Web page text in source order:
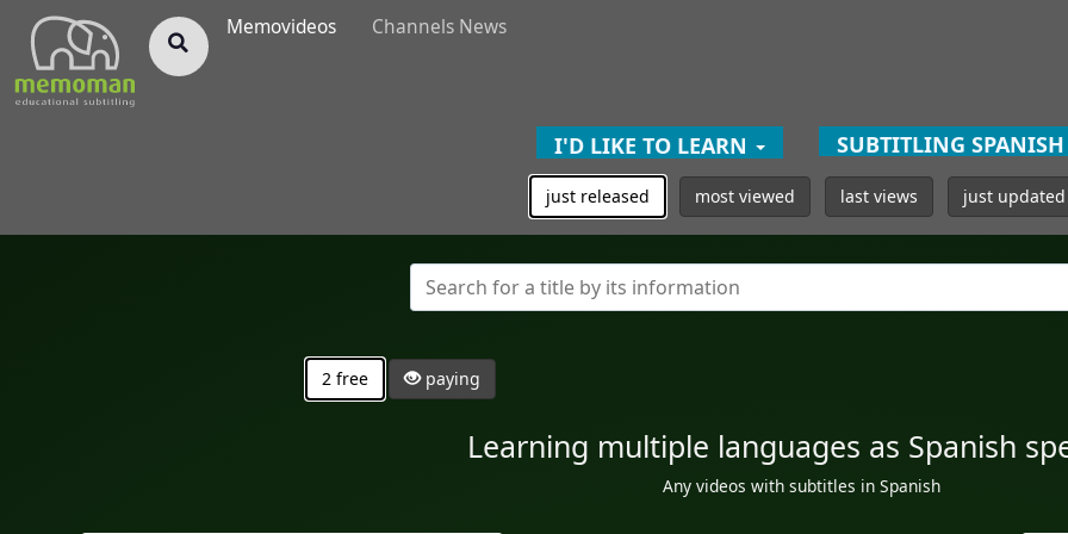
Memovideos Channels News
I'D LIKE TO LEARN SUBTITLING
just released most viewed last views just updated
2 free paying
Learning multiple languages as Spanish
Any videos with subtitles in Spanish